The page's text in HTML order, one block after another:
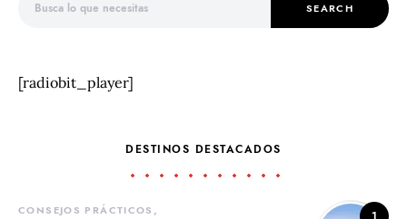
SEARCH
[radiobit_player]
DESTINOS DESTACADOS
CONSEJOS PRÁCTICOS